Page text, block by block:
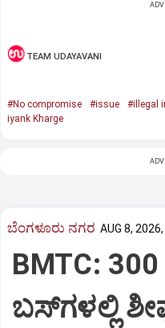
TEAM UDAYAVANI
#No compromise #issue #illegal
iyank Kharge
ಬೆಂಗಳೂರು ನಗರ AUG 8,
BMTC:
ಬಸ್‌ಗಳಲ್ಲಿ